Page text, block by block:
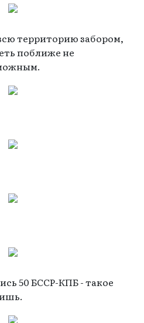
территорию забором,
поближе не
50 БССР-КПБ - такое